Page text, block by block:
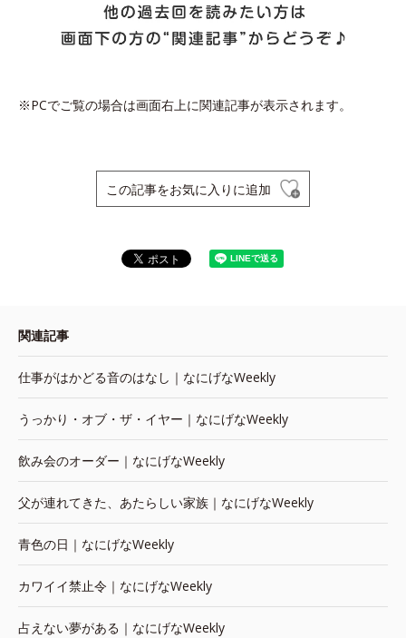
※PCでご覧の場合は画面右上に関連記事が表示されます。
この記事をお気に入りに追加
関連記事
仕事がはかどる音のはなし｜なにげなWeekly
うっかり・オブ・ザ・イヤー｜なにげなWeekly
飲み会のオーダー｜なにげなWeekly
父が連れてきた、あたらしい家族｜なにげなWeekly
青色の日｜なにげなWeekly
カワイイ禁止令｜なにげなWeekly
占えない夢がある｜なにげなWeekly